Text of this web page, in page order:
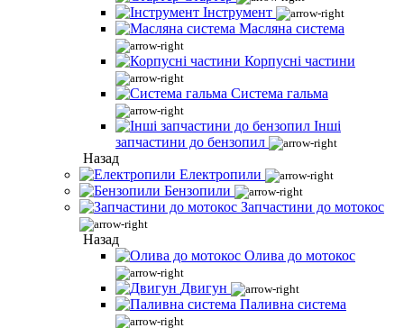
Інструмент
Масляна система
Корпусні частини
Система гальма
Інші
запчастини до бензопил
Назад
Електропили
Бензопили
Запчастини до мотокос
Назад
Олива до мотокос
Двигун
Паливна система